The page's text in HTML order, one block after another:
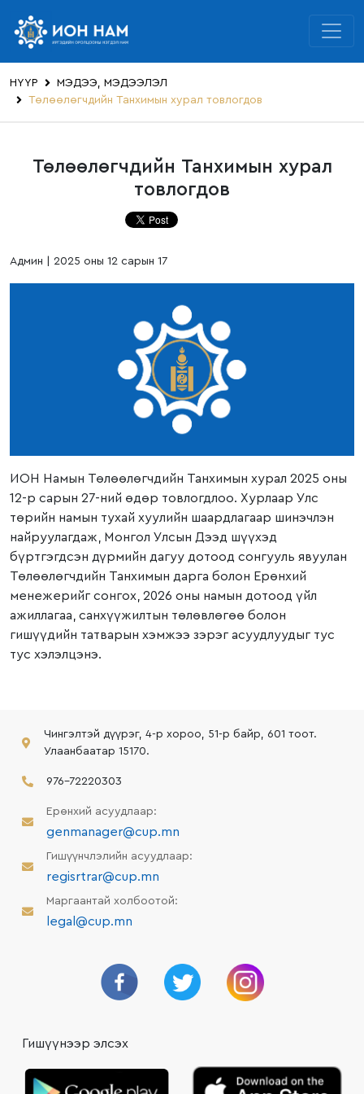
НҮҮР
МЭДЭЭ, МЭДЭЭЛЭЛ
Төлөөлөгчдийн Танхимын хурал товлогдов
Төлөөлөгчдийн Танхимын хурал
товлогдов
Админ | 2025 оны 12 сарын 17
ИОН Намын Төлөөлөгчдийн Танхимын хурал 2025 оны
12-р сарын 27-ний өдөр товлогдлоо. Хурлаар Улс
төрийн намын тухай хуулийн шаардлагаар шинэчлэн
найруулагдаж, Монгол Улсын Дээд шүүхэд
бүртгэгдсэн дүрмийн дагуу дотоод сонгууль явуулан
Төлөөлөгчдийн Танхимын дарга болон Ерөнхий
менежерийг сонгох, 2026 оны намын дотоод үйл
ажиллагаа, санхүүжилтын төлөвлөгөө болон
гишүүдийн татварын хэмжээ зэрэг асуудлуудыг тус
тус хэлэлцэнэ.
Чингэлтэй дүүрэг, 4-р хороо, 51-р байр, 601 тоот.
Улаанбаатар 15170.
976-72220303
Ерөнхий асуудлаар:
genmanager@cup.mn
Гишүүнчлэлийн асуудлаар:
regisrtrar@cup.mn
Маргаантай холбоотой:
legal@cup.mn
Гишүүнээр элсэх